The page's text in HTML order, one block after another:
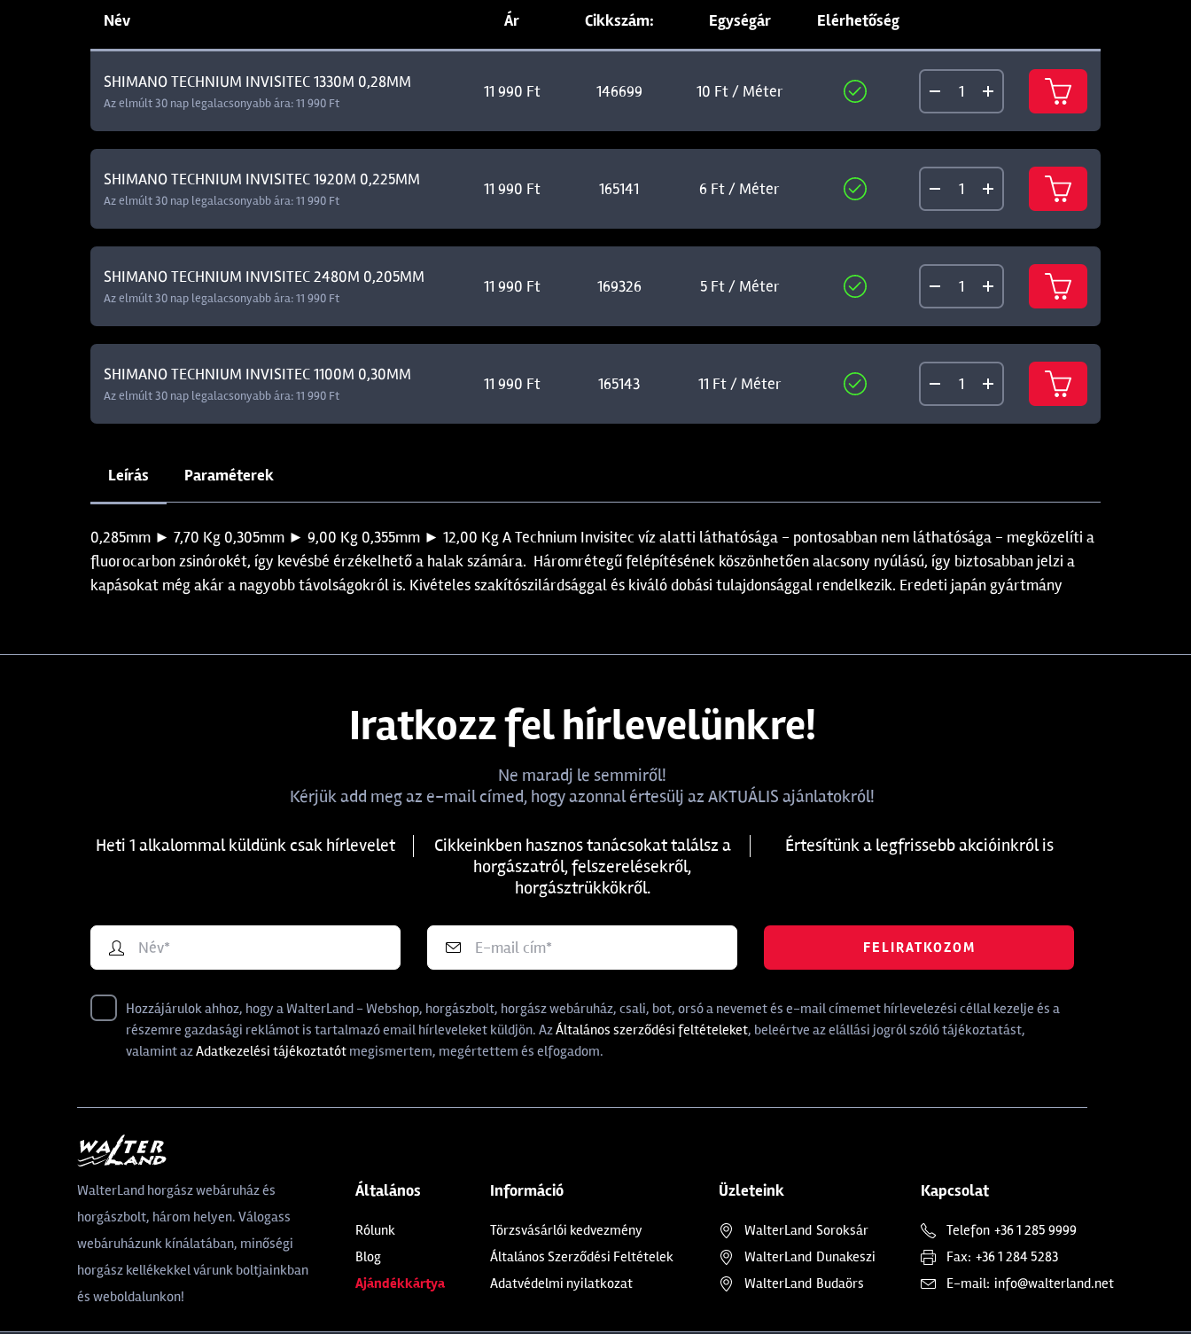
Név Ár Cikkszám: Egységár Elérhetőség
SHIMANO TECHNIUM INVISITEC 1330M 0,28MM
Az elmúlt 30 nap legalacsonyabb ára: 11 990 Ft
11 990 Ft 146699 10 Ft / Méter
SHIMANO TECHNIUM INVISITEC 1920M 0,225MM
Az elmúlt 30 nap legalacsonyabb ára: 11 990 Ft
11 990 Ft 165141 6 Ft / Méter
SHIMANO TECHNIUM INVISITEC 2480M 0,205MM
Az elmúlt 30 nap legalacsonyabb ára: 11 990 Ft
11 990 Ft 169326 5 Ft / Méter
SHIMANO TECHNIUM INVISITEC 1100M 0,30MM
Az elmúlt 30 nap legalacsonyabb ára: 11 990 Ft
11 990 Ft 165143 11 Ft / Méter
Leírás Paraméterek
0,285mm ► 7,70 Kg 0,305mm ► 9,00 Kg 0,355mm ► 12,00 Kg A Technium Invisitec víz alatti láthatósága - pontosabban nem láthatósága - megközelíti a
fluorocarbon zsinórokét, így kevésbé érzékelhető a halak számára. Háromrétegű felépítésének köszönhetően alacsony nyúlású, így biztosabban jelzi a
kapásokat még akár a nagyobb távolságokról is. Kivételes szakítószilárdsággal és kiváló dobási tulajdonsággal rendelkezik. Eredeti japán gyártmány
Iratkozz fel hírlevelünkre!
Ne maradj le semmiről!
Kérjük add meg az e-mail címed, hogy azonnal értesülj az AKTUÁLIS ajánlatokról!
Heti 1 alkalommal küldünk csak hírlevelet
Cikkeinkben hasznos tanácsokat találsz a
horgászatról, felszerelésekről,
horgásztrükkökről.
Értesítünk a legfrissebb akcióinkról is
FELIRATKOZOM
Hozzájárulok ahhoz, hogy a WalterLand - Webshop, horgászbolt, horgász webáruház, csali, bot, orsó a nevemet és e-mail címemet hírlevelezési céllal kezelje és a
részemre gazdasági reklámot is tartalmazó email hírleveleket küldjön. AzÁltalános szerződési feltételeket, beleértve az elállási jogról szóló tájékoztatást,
valamint azAdatkezelési tájékoztatót megismertem, megértettem és elfogadom.
WalterLand horgász webáruház és
horgászbolt, három helyen. Válogass
webáruházunk kínálatában, minőségi
horgász kellékekkel várunk boltjainkban
és weboldalunkon!
Általános
Rólunk
Blog
Ajándékkártya
Információ
Törzsvásárlói kedvezmény
Általános Szerződési Feltételek
Adatvédelmi nyilatkozat
Üzleteink
WalterLand Soroksár
WalterLand Dunakeszi
WalterLand Budaörs
Kapcsolat
Telefon +36 1 285 9999
Fax: +36 1 284 5283
E-mail: info@walterland.net